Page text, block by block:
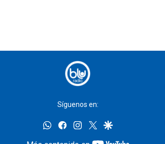
Síguenos en:
whatsappfacebookinstagram
twittergoogle